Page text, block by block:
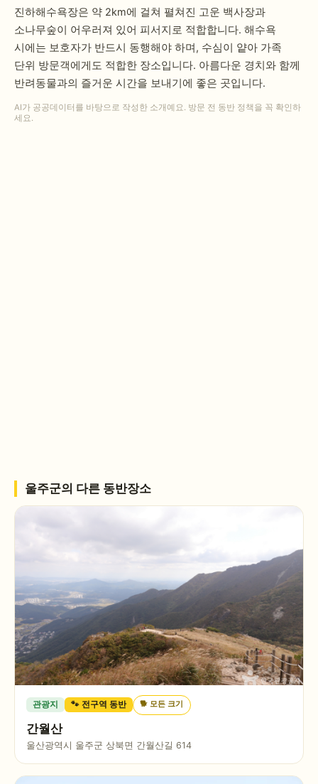
진하해수욕장은 약 2km에 걸쳐 펼쳐진 고운 백사장과
소나무숲이 어우러져 있어 피서지로 적합합니다. 해수욕
시에는 보호자가 반드시 동행해야 하며, 수심이 얕아 가족
단위 방문객에게도 적합한 장소입니다. 아름다운 경치와 함께
반려동물과의 즐거운 시간을 보내기에 좋은 곳입니다.
AI가 공공데이터를 바탕으로 작성한 소개예요. 방문 전 동반 정책을 꼭 확인하
세요.
울주군의 다른 동반장소
관광지 🐾 전구역 동반 🐕모든 크기
간월산
울산광역시 울주군 상북면 간월산길 614